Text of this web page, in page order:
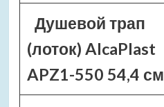
Душевой трап
(лоток) AlcaPlast
APZ1-550 54,4 см